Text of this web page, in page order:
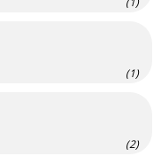
(1)
(2)